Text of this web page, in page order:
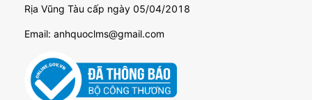
Rịa Vũng Tàu cấp ngày 05/04/2018
Email: anhquoclms@gmail.com